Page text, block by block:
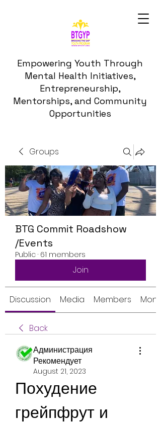
Empowering Youth Through
Mental Health Initiatives,
Entrepreneurship,
Mentorships, and Community
Opportunities
Groups
BTG Commit Roadshow
/Events
Public · 61 members
Join
Discussion Media Members
Back
Администрация
Рекомендует
August 21, 2023
Похудение
грейпфрут и